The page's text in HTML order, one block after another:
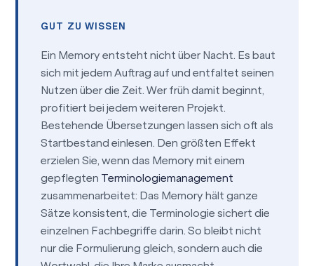
GUT ZU WISSEN
Ein Memory entsteht nicht über Nacht. Es baut
sich mit jedem Auftrag auf und entfaltet seinen
Nutzen über die Zeit. Wer früh damit beginnt,
profitiert bei jedem weiteren Projekt.
Bestehende Übersetzungen lassen sich oft als
Startbestand einlesen. Den größten Effekt
erzielen Sie, wenn das Memory mit einem
gepflegten Terminologiemanagement
zusammenarbeitet: Das Memory hält ganze
Sätze konsistent, die Terminologie sichert die
einzelnen Fachbegriffe darin. So bleibt nicht
nur die Formulierung gleich, sondern auch die